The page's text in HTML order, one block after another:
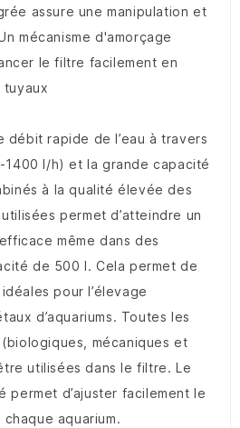
assure une manipulation et
mécanisme d'amorçage
le filtre facilement en
tuyaux
débit rapide de l’eau à travers
1400 l/h) et la grande capacité
à la qualité élevée des
permet d’atteindre un
même dans des
de 500 l. Cela permet de
pour l’élevage
d’aquariums. Toutes les
mécaniques et
utilisées dans le filtre. Le
permet d’ajuster facilement le
aquarium.